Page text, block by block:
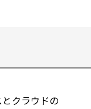
クラウドの